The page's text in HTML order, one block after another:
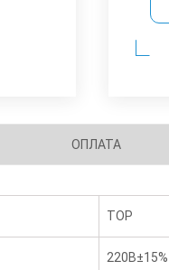
ОПЛАТА
TOP
220В±15%